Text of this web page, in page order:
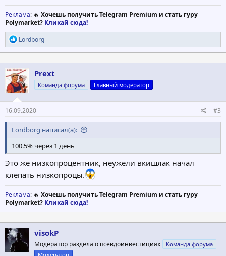
Реклама: 🔥 Хочешь получить Telegram Premium и стать гуру
Polymarket? Кликай сюда!
Р
е
а
к
ц
и
и
:
Lordborg
Prext
Команда форума Главный модератор
16.09.2020 #3
Lordborg написал(а):
100.5% через 1 день
Это же низкопроцентник, неужели вкишлак начал
клепать низкопроцы.
Реклама: 🔥 Хочешь получить Telegram Premium и стать гуру
Polymarket? Кликай сюда!
visokP
Модератор раздела о псевдоинвестициях
Команда форума